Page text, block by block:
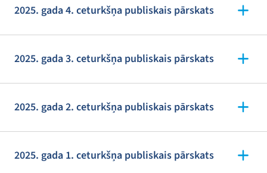
2025. gada 4. ceturkšņa publiskais pārskats
2025. gada 3. ceturkšņa publiskais pārskats
2025. gada 2. ceturkšņa publiskais pārskats
2025. gada 1. ceturkšņa publiskais pārskats